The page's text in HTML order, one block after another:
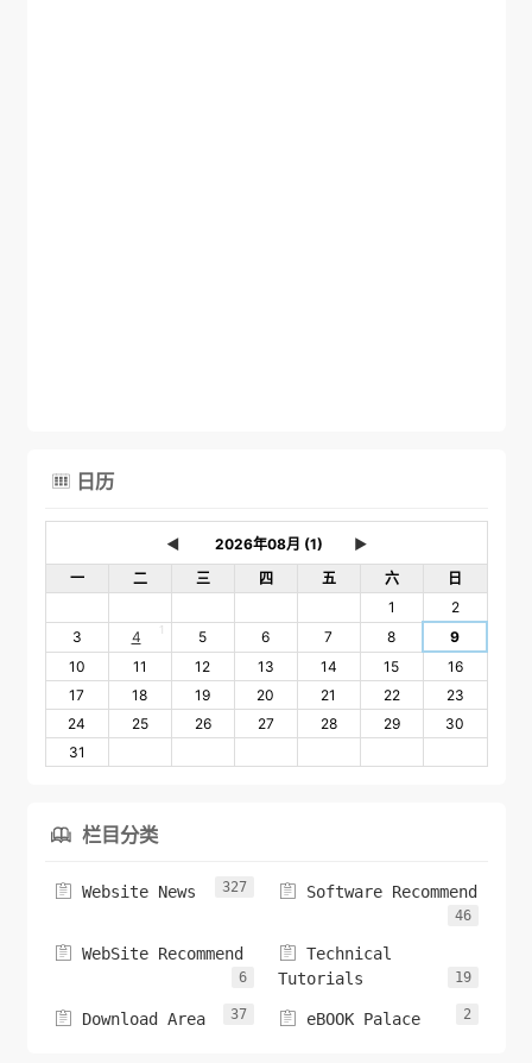
 日历
◄
►
一
二 三 四 五 六
日
1
2
3
4 1 5 6 7 8
9
10
11 12 13 14 15
16
17
18 19 20 21 22
23
24
25 26 27 28 29
30
31
 栏目分类
 Website News 327  Software Recommend
46
 WebSite Recommend
6
 Technical
Tutorials
19
 Download Area 37  eBOOK Palace 2